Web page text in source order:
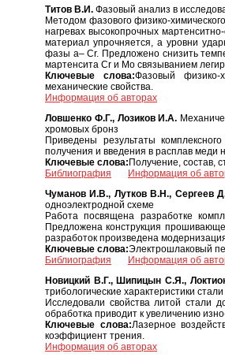
Титов В.И. Фазовый анализ в
Методом фазового физико-
нагревах высокопрочных
материал упрочняется, а уровни
фазы a– Cr. Предложено снизить
мартенсита Cr и Mo связыванием
Ключевые слова:Фазовый физико-
механические свойства.
Информация об авторах
Ловшенко Ф.Г., Лозиков И.А.
хромовых бронз
Приведены результаты
получения и введения в расплав меди
Ключевые слова: Получение, состав,
Библиография
Информация об
Чуманов И.В., Лутков В.Н., Сергеев
одноэлектродной схеме
Работа посвящена разработке
Предложена конструкция
разработок произведена
Ключевые слова:Электрошлаковый
Библиография
Информация об
Новицкий В.Г., Шипицын С.Я.,
трибологические характеристики
Исследовали свойства литой стали
обработка приводит к увеличению
Ключевые слова:Лазерное
коэффициент трения.
Информация об авторах